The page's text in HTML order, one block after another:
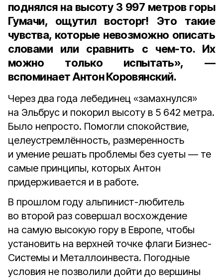
поднялся на высоту 3 997 метров горы
Гумачи, ощутил восторг! Это такие
чувства, которые невозможно описать
словами или сравнить с чем‑то. Их
можно только испытать», —
вспоминаетАнтон Коровянский.
Через два года лебединец «замахнулся»
на Эльбрус и покорил высоту в 5 642 метра.
Было непросто. Помогли спокойствие,
целеустремлённость, размеренность
и умение решать проблемы без суеты — те
самые принципы, которых Антон
придерживается и в работе.
В прошлом году альпинист-любитель
во второй раз совершал восхождение
на самую высокую гору в Европе, чтобы
установить на верхней точке флаги Бизнес-
Системы и Металлоинвеста. Погодные
условия не позволили дойти до вершины